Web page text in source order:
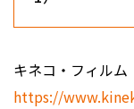
キネコ・フィルム
https://